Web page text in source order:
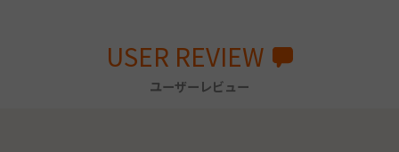
USER REVIEW
ユーザーレビュー